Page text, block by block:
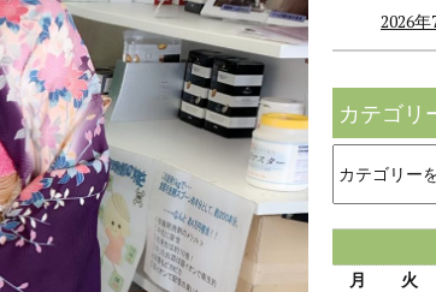
2026
カテゴリ
テ
ゴ
リ
月
火